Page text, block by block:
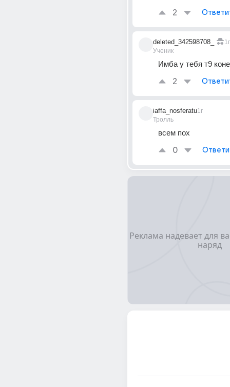
2
deleted_342598708_
Ученик
1г
Имба у тебя т9
2
iaffa_nosferatu
Тролль
1г
всем пох
0